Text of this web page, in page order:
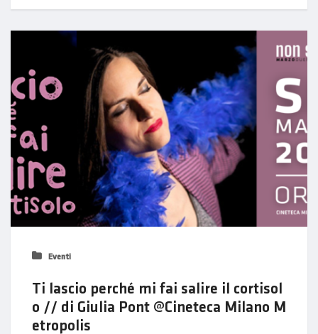
Eventi
Ti lascio perché mi fai salire il cortisol
o // di Giulia Pont @Cineteca Milano M
etropolis